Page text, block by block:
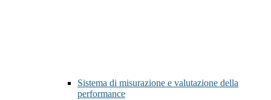
Sistema di misurazione e valutazione della
performance